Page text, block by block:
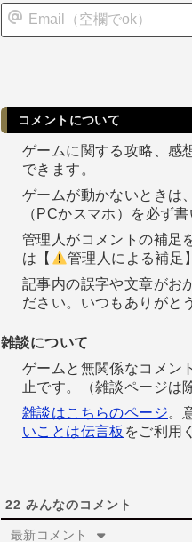
コメントについて
ゲームに関する攻略、感
できます。
ゲームが動かないときは
（PCかスマホ）を必ず書
管理人がコメントの補足
は【
管理人による補足
記事内の誤字や文章がお
ださい。いつもありがと
雑談について
ゲームと無関係なコメン
止です。（雑談ページは
雑談はこちらのページ。
いことは伝言板 をご利用
22 みんなのコメント
最新コメント